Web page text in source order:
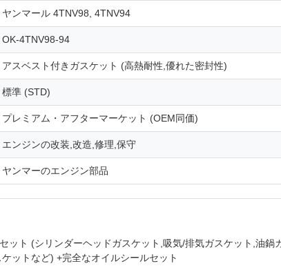
ヤンマール 4TNV98, 4TNV94
OK-4TNV98-94
アスベスト付きガスケット (高熱耐性,優れた密封性)
標準 (STD)
プレミアム・アフターマーケット (OEM同価)
エンジンの改装,改造,修理,保守
ヤンマーのエンジン部品
ット (シリンダーヘッドガスケット,吸気/排気ガスケット,油鍋
ットなど) +完全なオイルシールセット